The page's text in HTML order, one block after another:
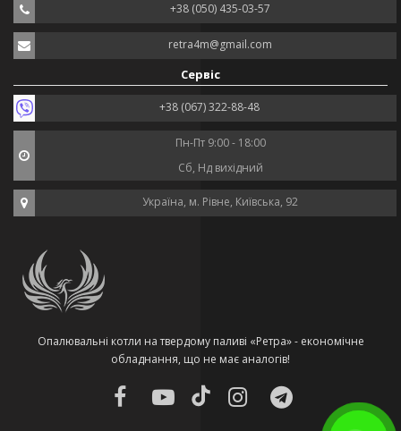
+38 (050) 435-03-57
retra4m@gmail.com
Сервіс
+38 (067) 322-88-48
Пн-Пт 9:00 - 18:00
Сб, Нд вихідний
Україна, м. Рівне, Київська, 92
Опалювальні котли на твердому паливі «Ретра» - економічне
обладнання, що не має аналогів!